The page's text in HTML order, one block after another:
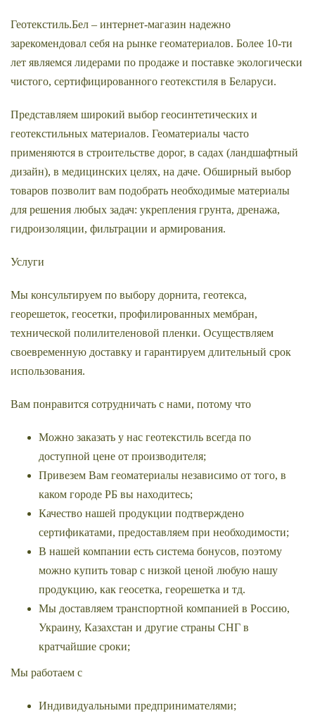
Геотекстиль.Бел – интернет-магазин надежно
зарекомендовал себя на рынке геоматериалов. Более 10-ти
лет являемся лидерами по продаже и поставке экологически
чистого, сертифицированного геотекстиля в Беларуси.
Представляем широкий выбор геосинтетических и
геотекстильных материалов. Геоматериалы часто
применяются в строительстве дорог, в садах (ландшафтный
дизайн), в медицинских целях, на даче. Обширный выбор
товаров позволит вам подобрать необходимые материалы
для решения любых задач: укрепления грунта, дренажа,
гидроизоляции, фильтрации и армирования.
Услуги
Мы консультируем по выбору дорнита, геотекса,
георешеток, геосетки, профилированных мембран,
технической полилителеновой пленки. Осуществляем
своевременную доставку и гарантируем длительный срок
использования.
Вам понравится сотрудничать с нами, потому что
Можно заказать у нас геотекстиль всегда по
доступной цене от производителя;
Привезем Вам геоматериалы независимо от того, в
каком городе РБ вы находитесь;
Качество нашей продукции подтверждено
сертификатами, предоставляем при необходимости;
В нашей компании есть система бонусов, поэтому
можно купить товар с низкой ценой любую нашу
продукцию, как геосетка, георешетка и тд.
Мы доставляем транспортной компанией в Россию,
Украину, Казахстан и другие страны СНГ в
кратчайшие сроки;
Мы работаем с
Индивидуальными предпринимателями;